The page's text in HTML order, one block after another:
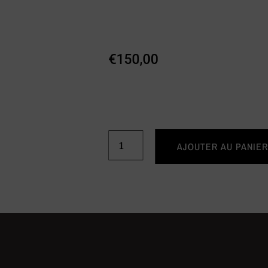
€150,00
AJOUTER AU PANIER